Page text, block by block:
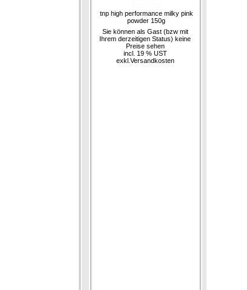
tnp high performance milky pink
powder 150g
Sie können als Gast (bzw mit
Ihrem derzeitigen Status) keine
Preise sehen
incl. 19 % UST
exkl. Versandkosten